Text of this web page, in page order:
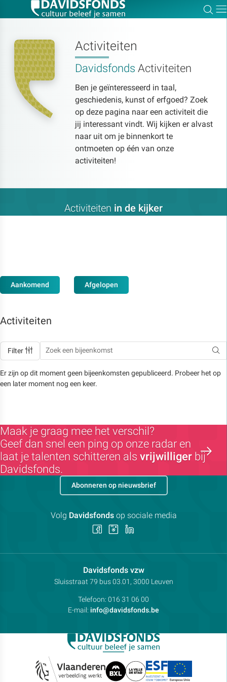
Activiteiten
Davidsfonds Activiteiten
Ben je geïnteresseerd in taal,
geschiedenis, kunst of erfgoed? Zoek
op deze pagina naar een activiteit die
jij interessant vindt. Wij kijken er alvast
naar uit om je binnenkort te
ontmoeten op één van onze
activiteiten!
Activiteiten in de kijker
Aankomend Afgelopen
Activiteiten
Filter
Er zijn op dit moment geen bijeenkomsten gepubliceerd. Probeer het op
een later moment nog een keer.
Maak je graag mee het verschil?
Geef dan snel een ping op onze radar en
laat je talenten schitteren als vrijwilliger bij
Davidsfonds.
Davidsfonds vzwContactpersoon:
Adres:
Sluisstraat 79 bus 03.01, 3000 Leuven
Telefoon: 016 31 06 00
E-mail: info@davidsfonds.be
Abonneren op nieuwsbrief
Volg Davidsfondsop sociale media
Volg Volg
Zoek:
Zoeken